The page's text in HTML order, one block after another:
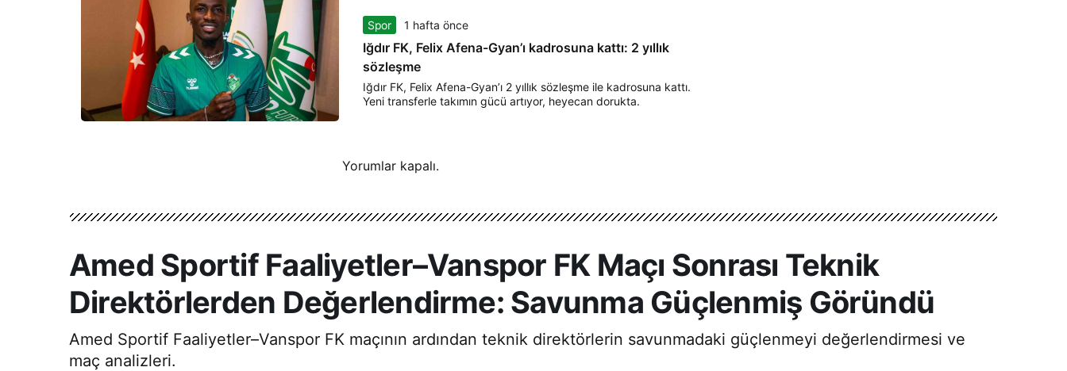
Spor 1 hafta önce
Iğdır FK, Felix Afena-Gyan’ı kadrosuna kattı: 2 yıllık
sözleşme
Iğdır FK, Felix Afena-Gyan’ı 2 yıllık sözleşme ile kadrosuna kattı.
Yeni transferle takımın gücü artıyor, heyecan dorukta.
Yorumlar kapalı.
Amed Sportif Faaliyetler–Vanspor FK Maçı Sonrası Teknik
Direktörlerden Değerlendirme: Savunma Güçlenmiş Göründü
Amed Sportif Faaliyetler–Vanspor FK maçının ardından teknik direktörlerin savunmadaki güçlenmeyi değerlendirmesi ve
maç analizleri.